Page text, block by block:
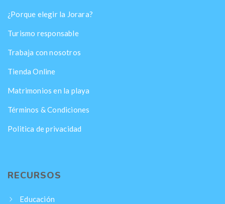
¿Porque elegir la Jorara?
Turismo responsable
Trabaja con nosotros
Tienda Online
Matrimonios en la playa
Términos & Condiciones
Politica de privacidad
RECURSOS
Educación